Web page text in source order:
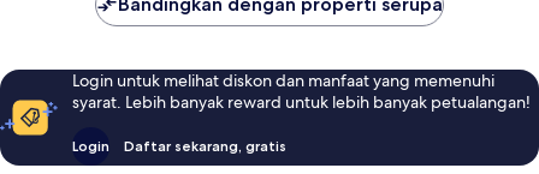
Login untuk melihat diskon dan manfaat yang memenuhi
syarat. Lebih banyak reward untuk lebih banyak petualangan!
Login Daftar sekarang, gratis